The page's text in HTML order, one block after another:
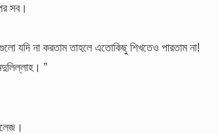
সব।
যদি না করতাম তাহলে এতোকিছু শিখতেও পারতাম না!
”